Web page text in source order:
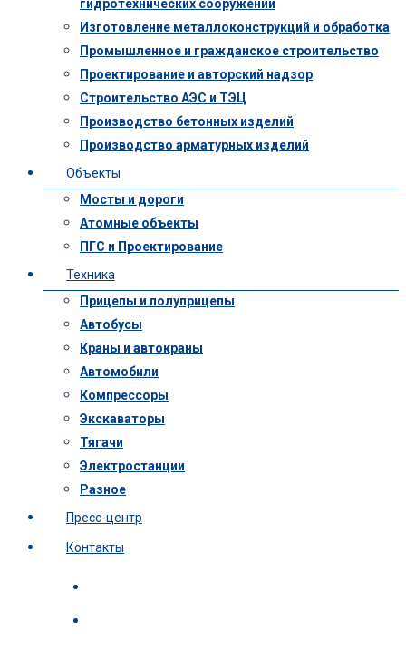
гидротехнических сооружений
Изготовление металлоконструкций и обработка
Промышленное и гражданское строительство
Проектирование и авторский надзор
Строительство АЭС и ТЭЦ
Производство бетонных изделий
Производство арматурных изделий
Объекты
Мосты и дороги
Атомные объекты
ПГС и Проектирование
Техника
Прицепы и полуприцепы
Автобусы
Краны и автокраны
Автомобили
Компрессоры
Экскаваторы
Тягачи
Электростанции
Разное
Пресс-центр
Контакты